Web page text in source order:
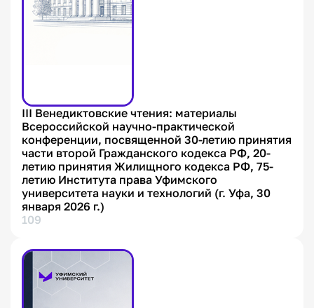
III Венедиктовские чтения: материалы
Всероссийской научно-практической
конференции, посвященной 30-летию принятия
части второй Гражданского кодекса РФ, 20-
летию принятия Жилищного кодекса РФ, 75-
летию Института права Уфимского
университета науки и технологий (г. Уфа, 30
января 2026 г.)
109